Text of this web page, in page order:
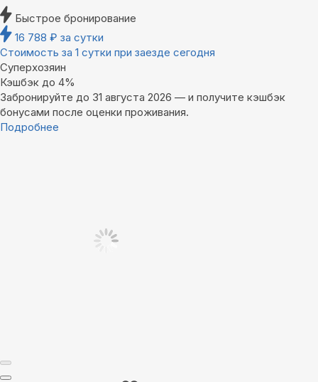
Быстрое бронирование
16 788 ₽ за сутки
Стоимость за 1 сутки при заезде сегодня
Суперхозяин
Кэшбэк до 4%
Забронируйте до 31 августа 2026 — и получите кэшбэк
бонусами после оценки проживания.
Подробнее